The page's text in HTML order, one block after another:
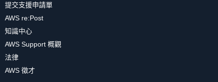
提交支援申請單
AWS re:Post
知識中心
AWS Support 概觀
法律
AWS 徵才